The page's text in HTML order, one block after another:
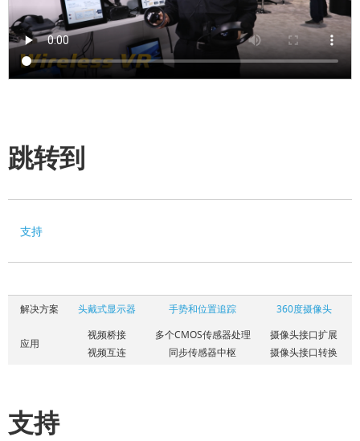
跳转到
支持
解决方案 头戴式显示器 手势和位置追踪 360度摄像头
应用
视频桥接
视频互连
多个CMOS传感器处理
同步传感器中枢
摄像头接口扩展
摄像头接口转换
支持